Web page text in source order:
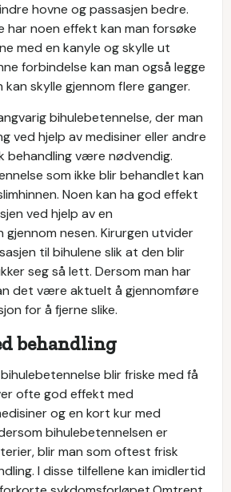
hovne og passasjen bedre.
har noen effekt kan man forsøke
med en kanyle og skylle ut
forbindelse kan man også legge
kan skylle gjennom flere ganger.
bihulebetennelse, der man
ved hjelp av medisiner eller andre
behandling være nødvendig.
som ikke blir behandlet kan
Noen kan ha god effekt
ved hjelp av en
gjennom nesen. Kirurgen utvider
til bihulene slik at den blir
seg så lett. Dersom man har
det være aktuelt å gjennomføre
for å fjerne slike.
behandling
blir friske med få
ofte god effekt med
og en kort kur med
bihulebetennelsen er
blir man som oftest frisk
I disse tilfellene kan imidlertid